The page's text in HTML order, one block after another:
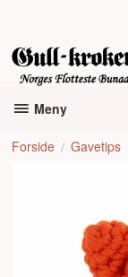
innholdet
Meny
Forside Gavetips